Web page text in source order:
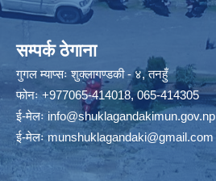
सम्पर्क ठेगाना
गुगल म्याप्सःशुक्लागण्डकी - ४, तनहुँ
फोनः+977065-414018,065-414305
ई-मेलः info@shuklagandakimun.gov.np
ई-मेलःmunshuklagandaki@gmail.com